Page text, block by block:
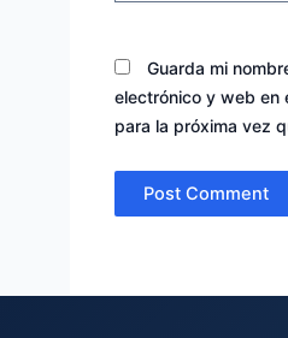
Guarda mi
electrónico y web en
para la próxima vez